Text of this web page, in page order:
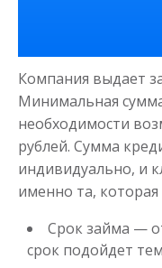
Срок
Компания выдает
Минимальная
необходимости
рублей. Сумма
индивидуально, и
именно та, которая
Срок займа —
срок подойдет